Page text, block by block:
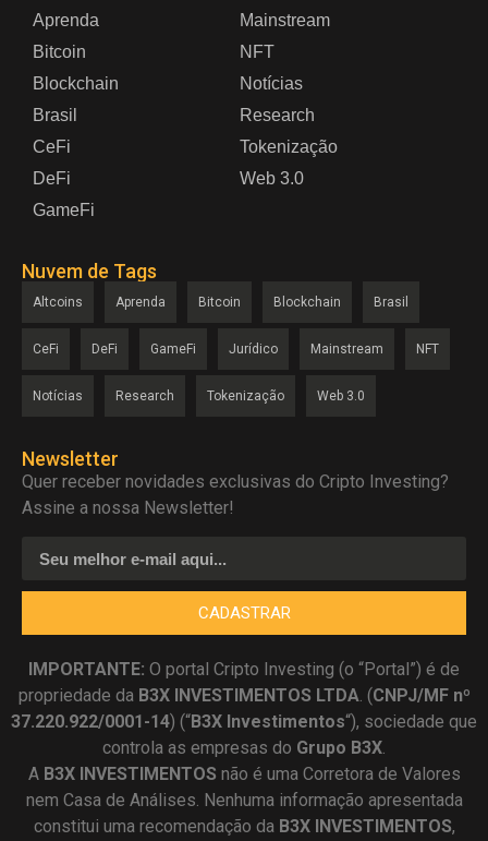
Aprenda
Bitcoin
Blockchain
Brasil
CeFi
DeFi
GameFi
Mainstream
NFT
Notícias
Research
Tokenização
Web 3.0
Nuvem de Tags
Altcoins Aprenda Bitcoin Blockchain Brasil
CeFi DeFi GameFi Jurídico Mainstream NFT
Notícias Research Tokenização Web 3.0
Newsletter
Quer receber novidades exclusivas do Cripto Investing?
Assine a nossa Newsletter!
CADASTRAR
IMPORTANTE: O portal Cripto Investing (o “Portal”) é de
propriedade da B3X INVESTIMENTOS LTDA. (CNPJ/MF nº
37.220.922/0001-14) (“B3X Investimentos“), sociedade que
controla as empresas do Grupo B3X.
A B3X INVESTIMENTOS não é uma Corretora de Valores
nem Casa de Análises. Nenhuma informação apresentada
constitui uma recomendação da B3X INVESTIMENTOS,